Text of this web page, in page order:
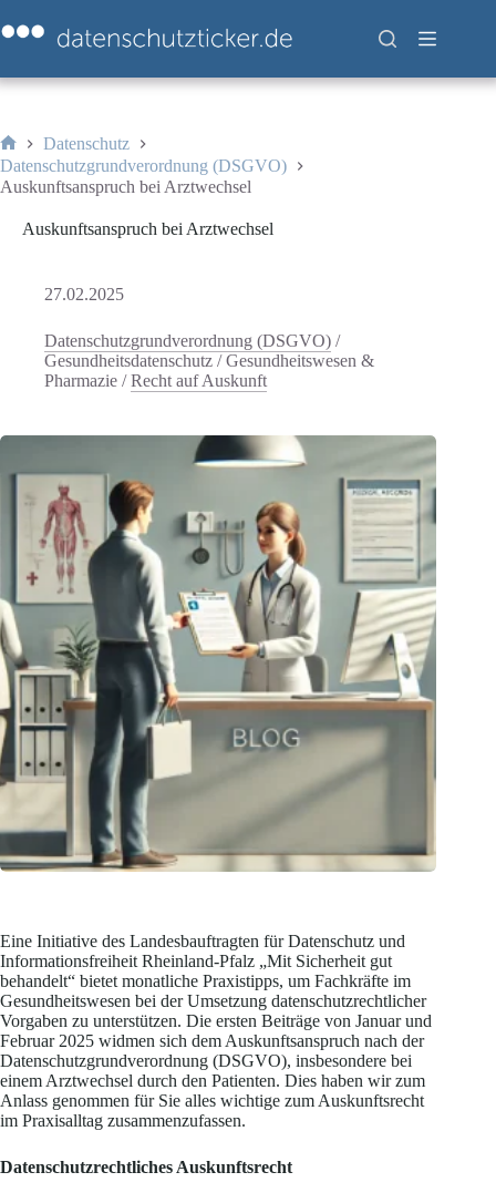
Inhalt
springen
Start
Datenschutz
Datenschutzgrundverordnung (DSGVO)
Auskunftsanspruch bei Arztwechsel
Auskunftsanspruch bei Arztwechsel
27.02.2025
Datenschutzgrundverordnung (DSGVO) /
Gesundheitsdatenschutz /Gesundheitswesen &
Pharmazie /Recht auf Auskunft
Eine Initiative des Landesbauftragten für Datenschutz und
Informationsfreiheit Rheinland-Pfalz „Mit Sicherheit gut
behandelt“ bietet monatliche Praxistipps, um Fachkräfte im
Gesundheitswesen bei der Umsetzung datenschutzrechtlicher
Vorgaben zu unterstützen. Die ersten Beiträge von Januar und
Februar 2025 widmen sich dem Auskunftsanspruch nach der
Datenschutzgrundverordnung (DSGVO), insbesondere bei
einem Arztwechsel durch den Patienten. Dies haben wir zum
Anlass genommen für Sie alles wichtige zum Auskunftsrecht
im Praxisalltag zusammenzufassen.
Datenschutzrechtliches Auskunftsrecht